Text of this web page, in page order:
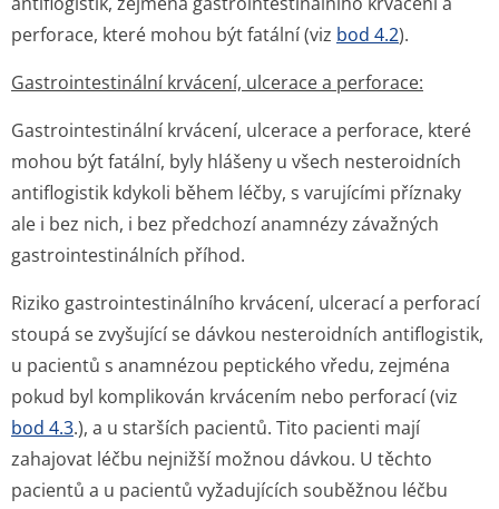
perforace, které mohou být fatální (viz bod 4.2).
Gastrointestinální krvácení, ulcerace a perforace:
Gastrointestinální krvácení, ulcerace a perforace, které
mohou být fatální, byly hlášeny u všech nesteroidních
antiflogistik kdykoli během léčby, s varujícími příznaky
ale i bez nich, i bez předchozí anamnézy závažných
gastrointesti­nálních příhod.
Riziko gastrointesti­nálního krvácení, ulcerací a perforací
stoupá se zvyšující se dávkou nesteroidních antiflogistik,
u pacientů s anamnézou peptického vředu, zejména
pokud byl komplikován krvácením nebo perforací (viz
bod 4.3.), a u starších pacientů. Tito pacienti mají
zahajovat léčbu nejnižší možnou dávkou. U těchto
pacientů a u pacientů vyžadujících souběžnou léčbu